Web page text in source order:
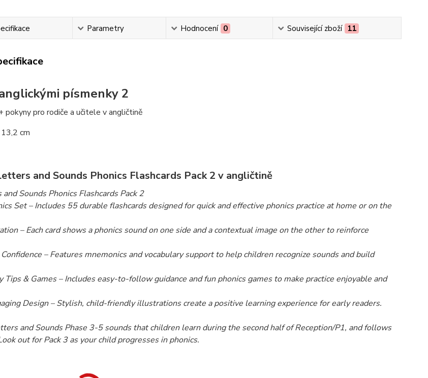
Parametry Hodnocení 0 Související zboží 11
písmenky 2
pokyny pro rodiče a učitele v angličtině
cm
and Sounds Phonics Flashcards Pack 2 v angličtině
Sounds Phonics Flashcards Pack 2
Set – Includes 55 durable flashcards designed for quick and effective phonics practice at home or on the
– Each card shows a phonics sound on one side and a contextual image on the other to reinforce
– Features mnemonics and vocabulary support to help children recognize sounds and build
Tips & Games – Includes easy-to-follow guidance and fun phonics games to make practice enjoyable and
Design – Stylish, child-friendly illustrations create a positive learning experience for early readers.
and Sounds Phase 3-5 sounds that children learn during the second half of Reception/P1, and follows
out for Pack 3 as your child progresses in phonics.